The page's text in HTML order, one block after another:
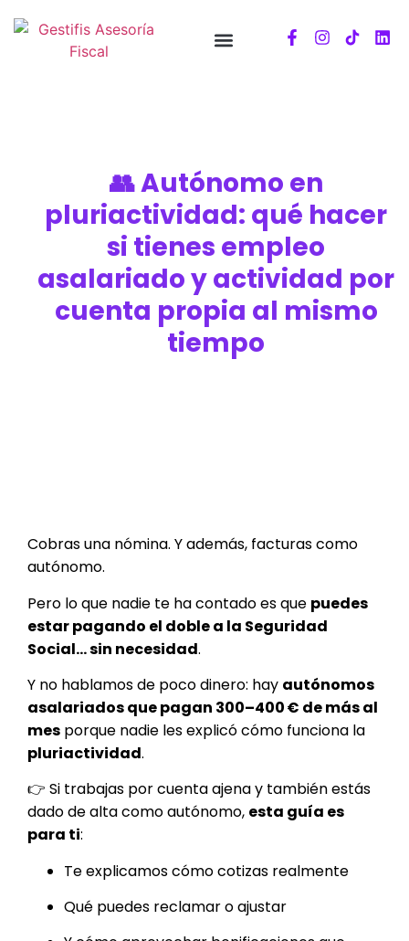
👥 Autónomo en
pluriactividad: qué hacer
si tienes empleo
asalariado y actividad por
cuenta propia al mismo
tiempo
Cobras una nómina. Y además, facturas como
autónomo.
Pero lo que nadie te ha contado es que puedes
estar pagando el doble a la Seguridad
Social… sin necesidad.
Y no hablamos de poco dinero: hay autónomos
asalariados que pagan 300–400 € de más al
mes porque nadie les explicó cómo funciona la
pluriactividad.
👉 Si trabajas por cuenta ajena y también estás
dado de alta como autónomo, esta guía es
para ti:
Te explicamos cómo cotizas realmente
Qué puedes reclamar o ajustar